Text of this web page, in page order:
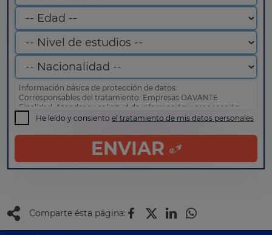
Información básica de protección de datos:
Corresponsables del tratamiento: Empresas DAVANTE
Finalidad: Atender su solicitud de información y prospección
comercial
Derechos: Puede acceder, rectificar y suprimir sus datos, así
como otros derechos tal y como se explica en nuestrapolítica
He leído y consiento el tratamiento de mis datos personales
ENVIAR
Comparte ésta página: